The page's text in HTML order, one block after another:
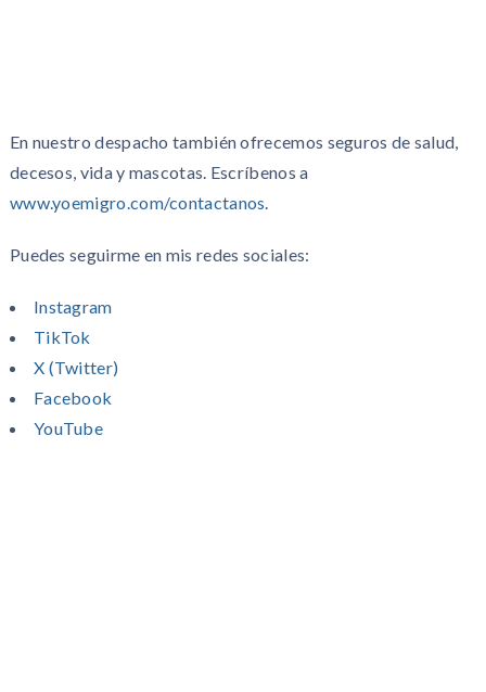
En nuestro despacho también ofrecemos seguros de salud,
decesos, vida y mascotas. Escríbenos a
www.yoemigro.com/contactanos.
Puedes seguirme en mis redes sociales:
Instagram
TikTok
X (Twitter)
Facebook
YouTube